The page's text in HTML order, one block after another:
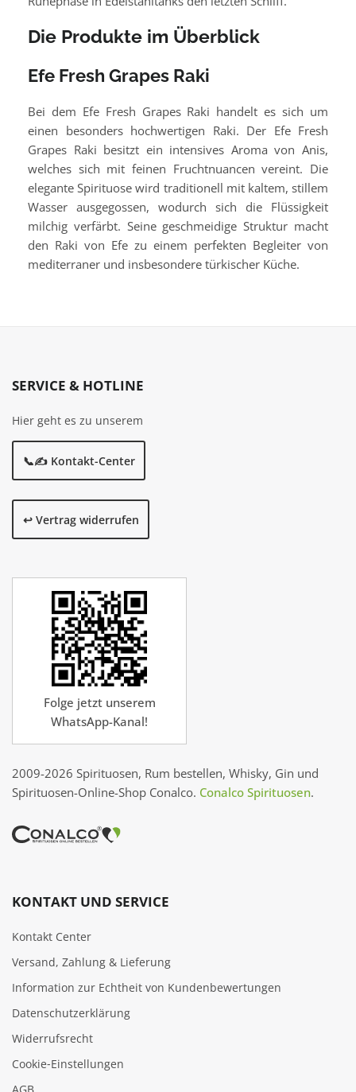
Die Produkte im Überblick
Efe Fresh Grapes Raki
Bei dem Efe Fresh Grapes Raki handelt es sich um
einen besonders hochwertigen Raki. Der Efe Fresh
Grapes Raki besitzt ein intensives Aroma von Anis,
welches sich mit feinen Fruchtnuancen vereint. Die
elegante Spirituose wird traditionell mit kaltem, stillem
Wasser ausgegossen, wodurch sich die Flüssigkeit
milchig verfärbt. Seine geschmeidige Struktur macht
den Raki von Efe zu einem perfekten Begleiter von
mediterraner und insbesondere türkischer Küche.
SERVICE & HOTLINE
Hier geht es zu unserem
📞✍️ Kontakt-Center
↩️ Vertrag widerrufen
Folge jetzt unserem
WhatsApp-Kanal!
2009-2026 Spirituosen, Rum bestellen, Whisky, Gin und
Spirituosen-Online-Shop Conalco. Conalco Spirituosen.
KONTAKT UND SERVICE
Kontakt Center
Versand, Zahlung & Lieferung
Information zur Echtheit von Kundenbewertungen
Datenschutzerklärung
Widerrufsrecht
Cookie‑Einstellungen